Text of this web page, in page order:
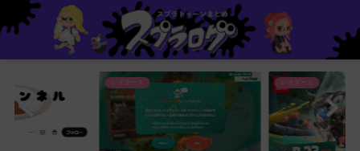
レイダース レイダース